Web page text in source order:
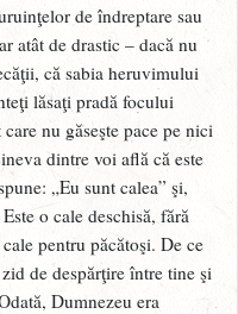
de îndreptare sau
atât de drastic – dacă nu
că sabia heruvimului
lăsaţi pradă focului
nu găseşte pace pe nici
dintre voi află că este
„Eu sunt calea” şi,
o cale deschisă, fără
pentru păcătoşi. De ce
de despărţire între tine şi
Dumnezeu era